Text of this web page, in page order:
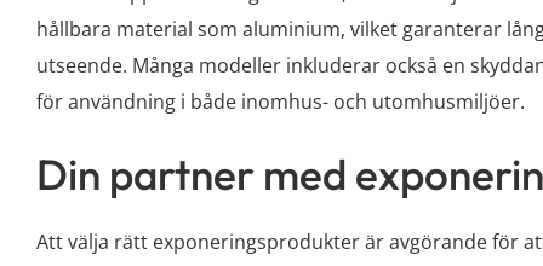
hållbara material som aluminium, vilket garanterar
utseende. Många modeller inkluderar också en
för användning i både inomhus- och utomhusmiljöer.
Din partner med
Att välja rätt exponeringsprodukter är avgörande för